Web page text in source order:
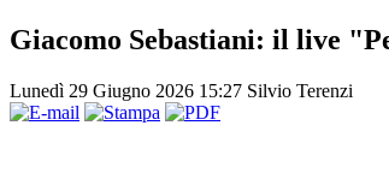
Giacomo Sebastiani: il live
Lunedì 29 Giugno 2026 15:27 Silvio Terenzi